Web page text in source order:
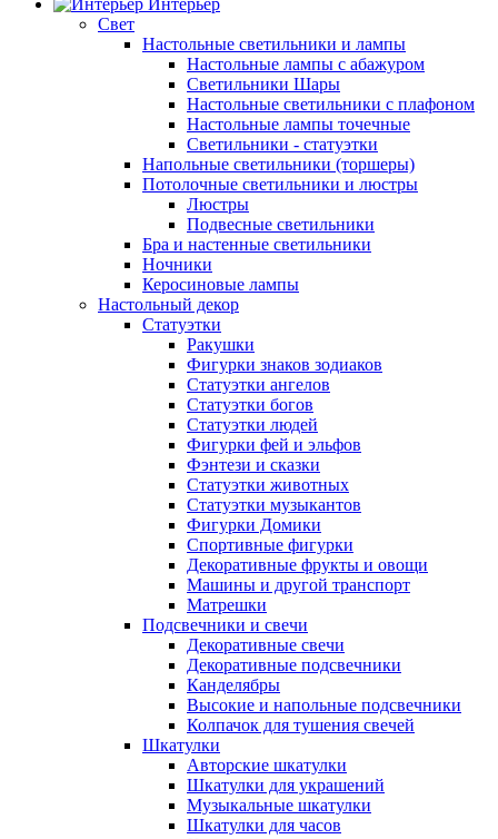
Интерьер
Свет
Настольные светильники и лампы
Настольные лампы с абажуром
Светильники Шары
Настольные светильники с плафоном
Настольные лампы точечные
Светильники - статуэтки
Напольные светильники (торшеры)
Потолочные светильники и люстры
Люстры
Подвесные светильники
Бра и настенные светильники
Ночники
Керосиновые лампы
Настольный декор
Статуэтки
Ракушки
Фигурки знаков зодиаков
Статуэтки ангелов
Статуэтки богов
Статуэтки людей
Фигурки фей и эльфов
Фэнтези и сказки
Статуэтки животных
Статуэтки музыкантов
Фигурки Домики
Спортивные фигурки
Декоративные фрукты и овощи
Машины и другой транспорт
Матрешки
Подсвечники и свечи
Декоративные свечи
Декоративные подсвечники
Канделябры
Высокие и напольные подсвечники
Колпачок для тушения свечей
Шкатулки
Авторские шкатулки
Шкатулки для украшений
Музыкальные шкатулки
Шкатулки для часов